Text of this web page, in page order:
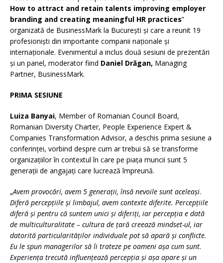
How to attract and retain talents improving employer
branding and creating meaningful HR practices”
organizată de BusinessMark la București și care a reunit 19
profesioniști din importante companii naționale și
internaționale. Evenimentul a inclus două sesiuni de prezentări
și un panel, moderator fiind Daniel Drăgan, Managing
Partner, BusinessMark.
PRIMA SESIUNE
Luiza Banyai, Member of Romanian Council Board,
Romanian Diversity Charter, People Experience Expert &
Companies Transformation Advisor, a deschis prima sesiune a
conferinței, vorbind despre cum ar trebui să se transforme
organizațiilor în contextul în care pe piața muncii sunt 5
generații de angajați care lucrează împreună.
„Avem provocări, avem 5 generații, însă nevoile sunt aceleași.
Diferă percepțiile și limbajul, avem contexte diferite. Percepțiile
diferă și pentru că suntem unici și diferiți, iar percepția e dată
de multiculturalitate – cultura de țară creează mindset-ul, iar
datorită particularităților individuale pot să apară și conflicte.
Eu le spun managerilor să îi trateze pe oameni așa cum sunt.
Experiența trecută influențează percepția și așa apare și un